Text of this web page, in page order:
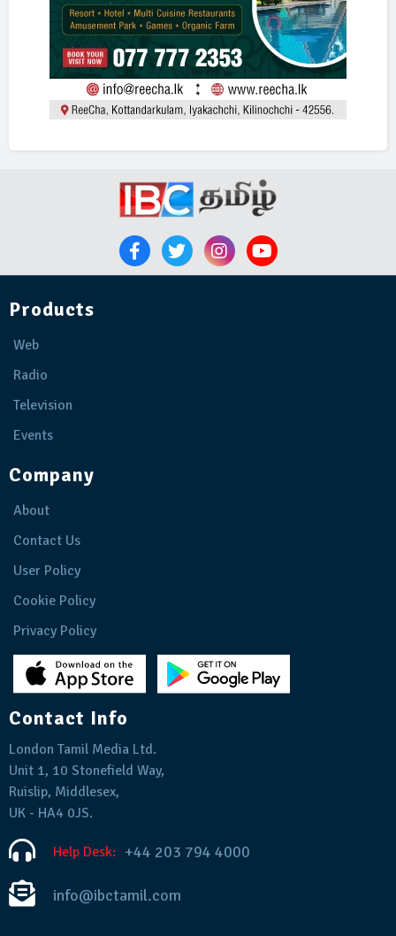
Products
Web
Radio
Television
Events
Company
About
Contact Us
User Policy
Cookie Policy
Privacy Policy
Contact Info
London Tamil Media Ltd.
Unit 1, 10 Stonefield Way,
Ruislip, Middlesex,
UK - HA4 0JS.
Help Desk: +44 203 794 4000
info@ibctamil.com